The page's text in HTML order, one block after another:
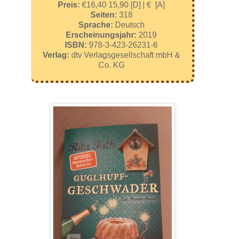
Preis: €16,40 15,90 [D] | € [A]
Seiten: 318
Sprache: Deutsch
Erscheinungsjahr: 2019
ISBN: 978-3-423-26231-6
Verlag: dtv Verlagsgesellschaft mbH &
Co. KG